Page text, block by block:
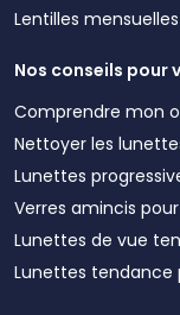
Lentilles mensuelles
Nos conseils pour
Comprendre mon
Nettoyer les
Lunettes
Verres amincis
Lunettes de vue
Lunettes tendance